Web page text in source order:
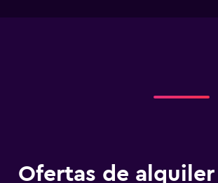
categories.
The
Ofertas de